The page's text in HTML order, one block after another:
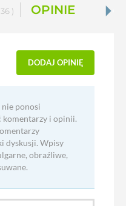
) OPINIE
DODAJ OPINIĘ
ponosi
komentarzy i opinii.
dyskusji. Wpisy
obraźliwe,